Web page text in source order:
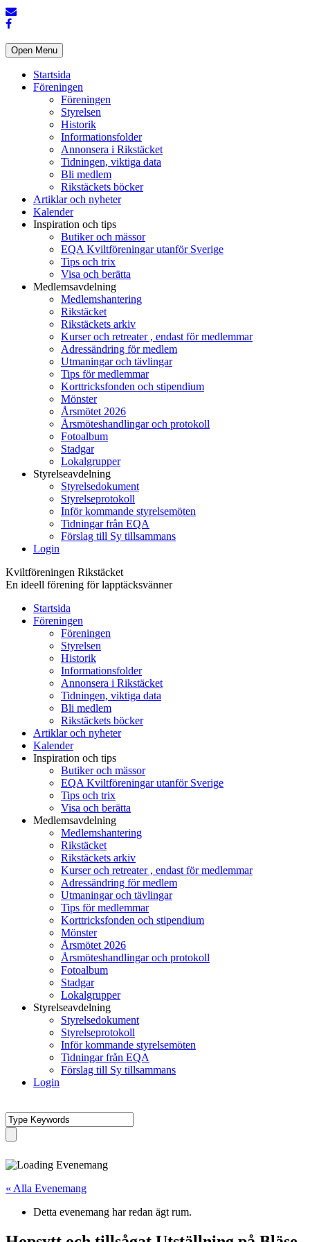
Open Menu
Startsida
Föreningen
Föreningen
Styrelsen
Historik
Informationsfolder
Annonsera i Rikstäcket
Tidningen, viktiga data
Bli medlem
Rikstäckets böcker
Artiklar och nyheter
Kalender
Inspiration och tips
Butiker och mässor
EQA Kviltföreningar utanför Sverige
Tips och trix
Visa och berätta
Medlemsavdelning
Medlemshantering
Rikstäcket
Rikstäckets arkiv
Kurser och retreater , endast för medlemmar
Adressändring för medlem
Utmaningar och tävlingar
Tips för medlemmar
Korttricksfonden och stipendium
Mönster
Årsmötet 2026
Årsmöteshandlingar och protokoll
Fotoalbum
Stadgar
Lokalgrupper
Styrelseavdelning
Styrelsedokument
Styrelseprotokoll
Inför kommande styrelsemöten
Tidningar från EQA
Förslag till Sy tillsammans
Login
Kviltföreningen Rikstäcket
En ideell förening för lapptäcksvänner
Startsida
Föreningen
Föreningen
Styrelsen
Historik
Informationsfolder
Annonsera i Rikstäcket
Tidningen, viktiga data
Bli medlem
Rikstäckets böcker
Artiklar och nyheter
Kalender
Inspiration och tips
Butiker och mässor
EQA Kviltföreningar utanför Sverige
Tips och trix
Visa och berätta
Medlemsavdelning
Medlemshantering
Rikstäcket
Rikstäckets arkiv
Kurser och retreater , endast för medlemmar
Adressändring för medlem
Utmaningar och tävlingar
Tips för medlemmar
Korttricksfonden och stipendium
Mönster
Årsmötet 2026
Årsmöteshandlingar och protokoll
Fotoalbum
Stadgar
Lokalgrupper
Styrelseavdelning
Styrelsedokument
Styrelseprotokoll
Inför kommande styrelsemöten
Tidningar från EQA
Förslag till Sy tillsammans
Login
« Alla Evenemang
Detta evenemang har redan ägt rum.